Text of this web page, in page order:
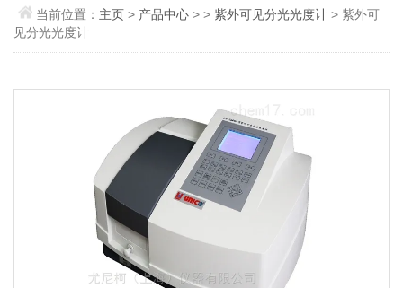
当前位置： 主页> 产品中心 > >紫外可见分光光度计 > 紫外可
见分光光度计